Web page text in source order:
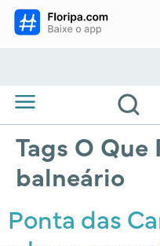
Tags O Que
balneário
Ponta das